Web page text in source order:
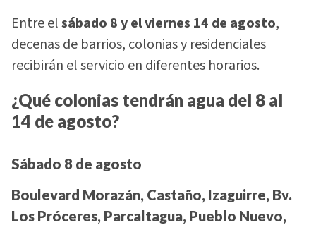
Entre elsábado 8 y el viernes 14 de agosto,
decenas de barrios, colonias y residenciales
recibirán el servicio en diferentes horarios.
¿Qué colonias tendrán agua del 8 al
14 de agosto?
Sábado 8 de agosto
Boulevard Morazán, Castaño, Izaguirre, Bv.
Los Próceres, Parcaltagua, Pueblo Nuevo,